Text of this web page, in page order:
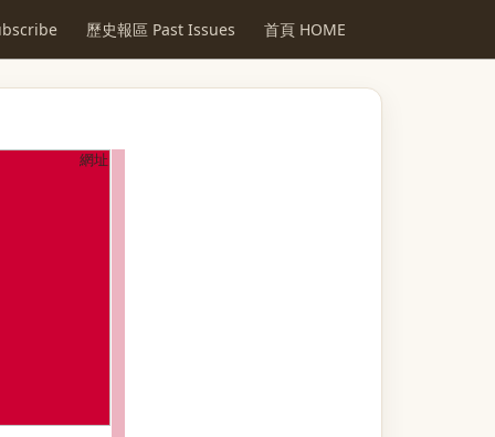
歷史報區 Past Issues 首頁 HOME